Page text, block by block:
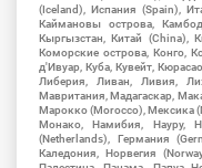
(Iceland), Испания (Spain),
Каймановы острова,
Кыргызстан, Китай (China),
Коморские острова, Конго,
д'Ивуар, Куба, Кувейт,
Либерия, Ливан, Ливия,
Мавритания, Мадагаскар,
Марокко (Morocco), Мексика
Монако, Намибия, Науру,
(Netherlands), Германия
Каледония, Норвегия